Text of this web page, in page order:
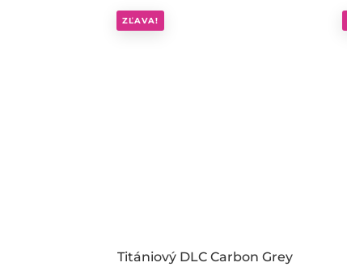
ZĽAVA!
Titániový DLC Carbon Grey